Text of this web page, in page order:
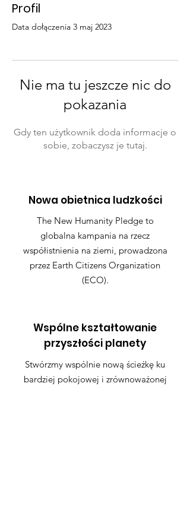
Profil
Data dołączenia 3 maj 2023
Nie ma tu jeszcze nic do
pokazania
Gdy ten użytkownik doda informacje o
sobie, zobaczysz je tutaj.
Nowa obietnica ludzkości
The New Humanity Pledge to
globalna kampania na rzecz
współistnienia na ziemi, prowadzona
przez Earth Citizens Organization
(ECO).
Wspólne kształtowanie
przyszłości planety
Stwórzmy wspólnie nową ścieżkę ku
bardziej pokojowej i zrównoważonej